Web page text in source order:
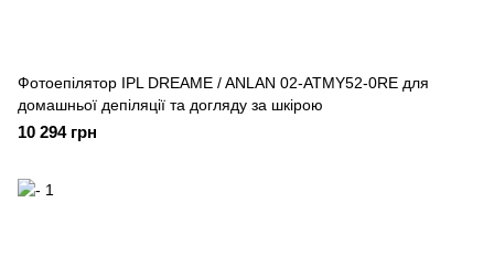
Фотоепілятор IPL DREAME / ANLAN 02-ATMY52-0RE для
домашньої депіляції та догляду за шкірою
10 294 грн